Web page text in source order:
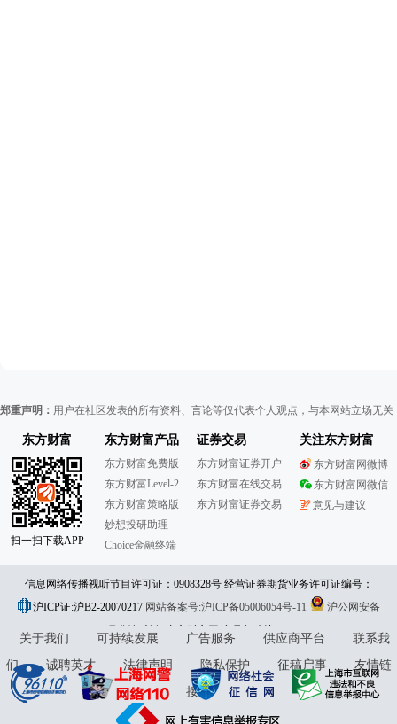
郑重声明： 用户在社区发表的所有资料、言论等仅代表个人观点，与本网站立场无
东方财富
扫一扫下载APP
东方财富产品
东方财富免费版
东方财富Level-2
东方财富策略版
妙想投研助理
Choice金融终端
证券交易
东方财富证券开户
东方财富在线交易
东方财富证券交易
关注东方财富
东方财富网微博
东方财富网微信
意见与建议
信息网络传播视听节目许可证：0908328号 经营证券期货业务许可证编号：
913101046312860336 违法和不良信息举报:021-61278686 举报邮箱：
jubao@eastmoney.com
沪ICP证:沪B2-20070217 网站备案号:沪ICP备05006054号-11
沪公网安备
31010402000120号版权所有:东方财富网意见与建议:4000300059/952500
关于我们 可持续发展 广告服务 供应商平台
联系我
们
诚聘英才 法律声明 隐私保护 征稿启事
友情链
接